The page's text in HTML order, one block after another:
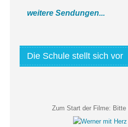
weitere Sendungen...
Die Schule stellt sich vor
Zum Start der Filme: